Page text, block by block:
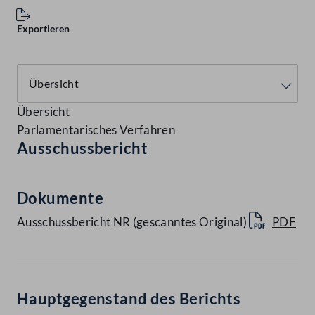
Exportieren
Übersicht
Parlamentarisches Verfahren
Ausschussbericht
Dokumente
Ausschussbericht NR (gescanntes Original) PDF
Hauptgegenstand des Berichts